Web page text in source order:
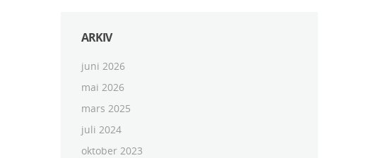
ARKIV
juni 2026
mai 2026
mars 2025
juli 2024
oktober 2023